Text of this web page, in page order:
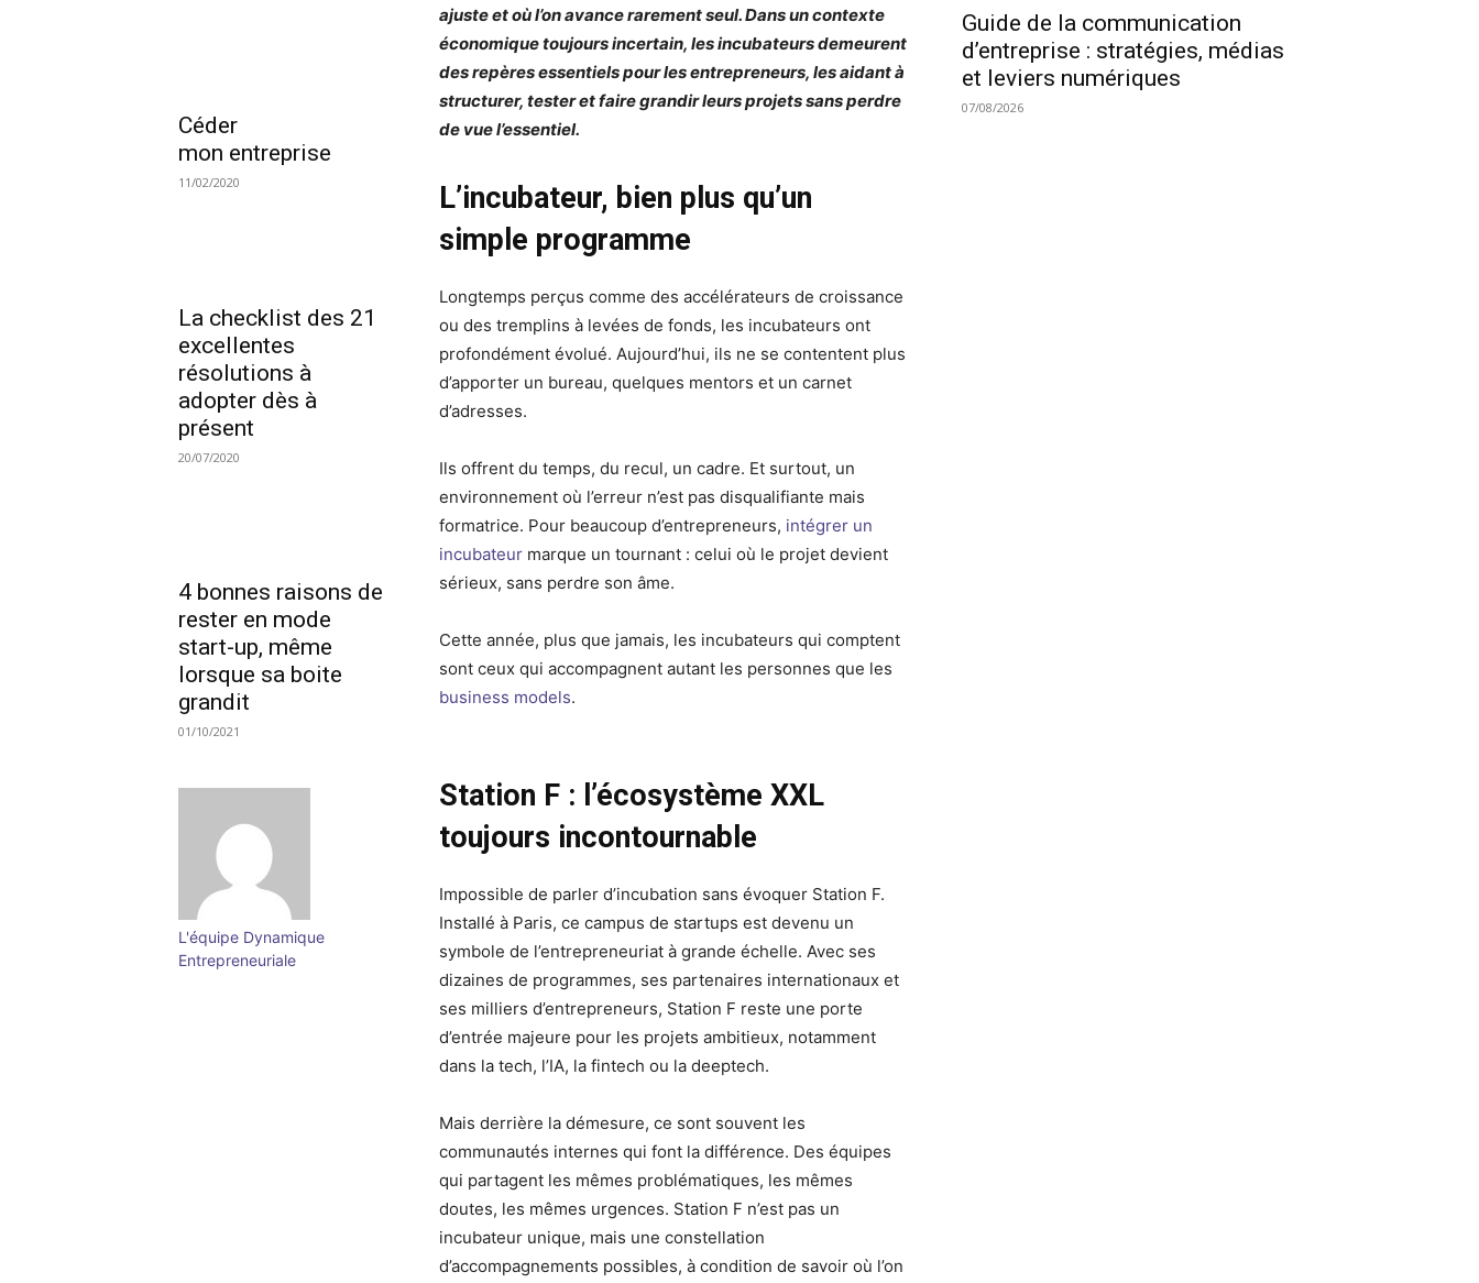
Céder
mon entreprise
11/02/2020
La checklist des 21
excellentes
résolutions à
adopter dès à
présent
20/07/2020
4 bonnes raisons de
rester en mode
start-up, même
lorsque sa boite
grandit
01/10/2021
L'équipe Dynamique
Entrepreneuriale
ajuste et où l’on avance rarement seul. Dans un contexte
économique toujours incertain, les incubateurs demeurent
des repères essentiels pour les entrepreneurs, les aidant à
structurer, tester et faire grandir leurs projets sans perdre
de vue l’essentiel.
L’incubateur, bien plus qu’un
simple programme
Longtemps perçus comme des accélérateurs de croissance
ou des tremplins à levées de fonds, les incubateurs ont
profondément évolué. Aujourd’hui, ils ne se contentent plus
d’apporter un bureau, quelques mentors et un carnet
d’adresses.
Ils offrent du temps, du recul, un cadre. Et surtout, un
environnement où l’erreur n’est pas disqualifiante mais
formatrice. Pour beaucoup d’entrepreneurs, intégrer un
incubateur marque un tournant : celui où le projet devient
sérieux, sans perdre son âme.
Cette année, plus que jamais, les incubateurs qui comptent
sont ceux qui accompagnent autant les personnes que les
business models.
Station F : l’écosystème XXL
toujours incontournable
Impossible de parler d’incubation sans évoquer Station F.
Installé à Paris, ce campus de startups est devenu un
symbole de l’entrepreneuriat à grande échelle. Avec ses
dizaines de programmes, ses partenaires internationaux et
ses milliers d’entrepreneurs, Station F reste une porte
d’entrée majeure pour les projets ambitieux, notamment
dans la tech, l’IA, la fintech ou la deeptech.
Mais derrière la démesure, ce sont souvent les
communautés internes qui font la différence. Des équipes
qui partagent les mêmes problématiques, les mêmes
doutes, les mêmes urgences. Station F n’est pas un
incubateur unique, mais une constellation
d’accompagnements possibles, à condition de savoir où l’on
Guide de la communication
d’entreprise : stratégies, médias
et leviers numériques
07/08/2026